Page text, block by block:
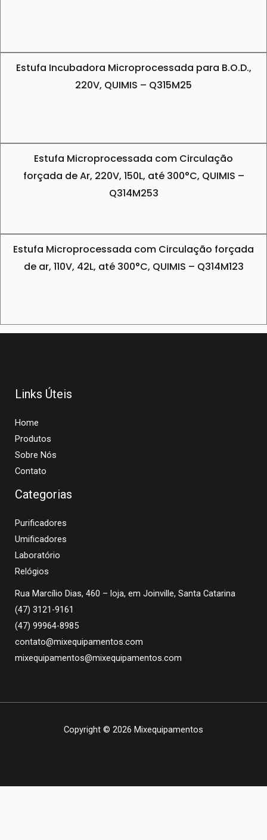
Estufa Incubadora Microprocessada para B.O.D.,
220V, QUIMIS – Q315M25
Estufa Microprocessada com Circulação
forçada de Ar, 220V, 150L, até 300°C, QUIMIS –
Q314M253
Estufa Microprocessada com Circulação forçada
de ar, 110V, 42L, até 300°C, QUIMIS – Q314M123
Links Úteis
Home
Produtos
Sobre Nós
Contato
Categorias
Purificadores
Umificadores
Laboratório
Relógios
Rua Marcílio Dias, 460 – loja, em Joinville, Santa Catarina
(47) 3121-9161
(47) 99964-8985
contato@mixequipamentos.com
mixequipamentos@mixequipamentos.com
Copyright © 2026 Mixequipamentos